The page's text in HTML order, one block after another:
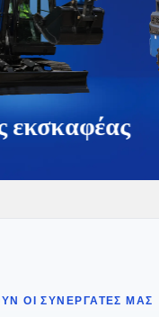
εκσκαφέας
ΟΙ ΣΥΝΕΡΓΆΤΕΣ ΜΑΣ